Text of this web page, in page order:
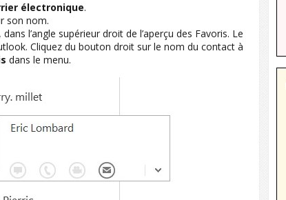
électronique.
son nom.
, dans l’angle supérieur droit de l’aperçu des Favoris. Le
Cliquez du bouton droit sur le nom du contact à
dans le menu.